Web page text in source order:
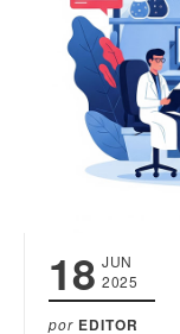
18 JUN
2025
por EDITOR